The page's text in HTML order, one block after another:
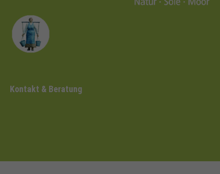
Kontakt & Beratung